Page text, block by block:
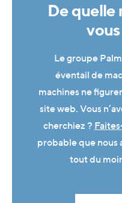
De quelle
Le groupe
éventail de
machines ne
site web. Vous
cherchiez ?
probable que nous
tout du